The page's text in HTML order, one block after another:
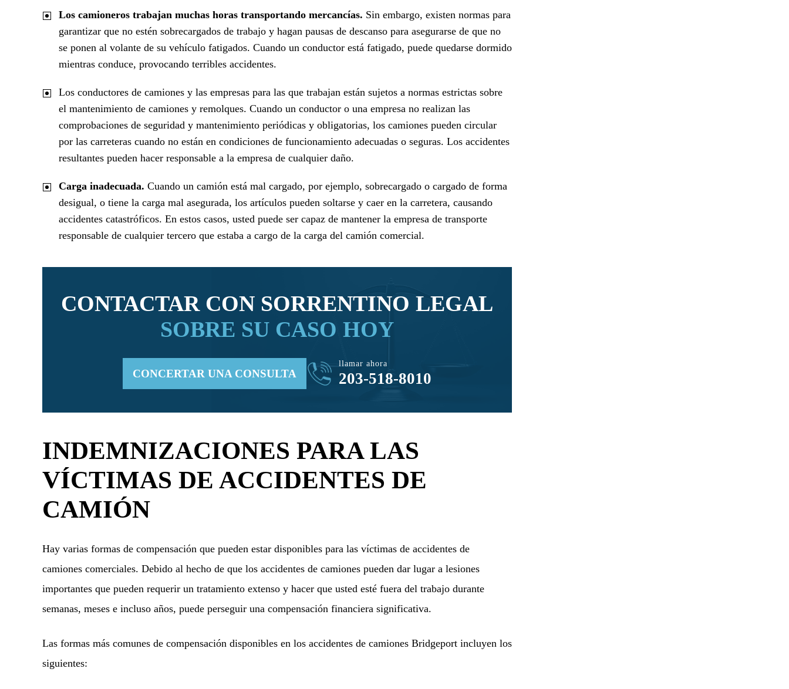
Los camioneros trabajan muchas horas transportando mercancías. Sin embargo, existen normas para
garantizar que no estén sobrecargados de trabajo y hagan pausas de descanso para asegurarse de que no
se ponen al volante de su vehículo fatigados. Cuando un conductor está fatigado, puede quedarse dormido
mientras conduce, provocando terribles accidentes.
Los conductores de camiones y las empresas para las que trabajan están sujetos a normas estrictas sobre
el mantenimiento de camiones y remolques. Cuando un conductor o una empresa no realizan las
comprobaciones de seguridad y mantenimiento periódicas y obligatorias, los camiones pueden circular
por las carreteras cuando no están en condiciones de funcionamiento adecuadas o seguras. Los accidentes
resultantes pueden hacer responsable a la empresa de cualquier daño.
Carga inadecuada. Cuando un camión está mal cargado, por ejemplo, sobrecargado o cargado de forma
desigual, o tiene la carga mal asegurada, los artículos pueden soltarse y caer en la carretera, causando
accidentes catastróficos. En estos casos, usted puede ser capaz de mantener la empresa de transporte
responsable de cualquier tercero que estaba a cargo de la carga del camión comercial.
CONTACTAR CON SORRENTINO LEGAL
SOBRE SU CASO HOY
CONCERTAR UNA CONSULTA
llamar ahora
203-518-8010
INDEMNIZACIONES PARA LAS
VÍCTIMAS DE ACCIDENTES DE
CAMIÓN
Hay varias formas de compensación que pueden estar disponibles para las víctimas de accidentes de
camiones comerciales. Debido al hecho de que los accidentes de camiones pueden dar lugar a lesiones
importantes que pueden requerir un tratamiento extenso y hacer que usted esté fuera del trabajo durante
semanas, meses e incluso años, puede perseguir una compensación financiera significativa.
Las formas más comunes de compensación disponibles en los accidentes de camiones Bridgeport incluyen los
siguientes: